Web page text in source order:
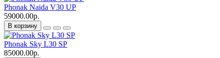
Phonak Naida V30 UP
59000.00р.
В корзину
Phonak Sky L30 SP
85000.00р.